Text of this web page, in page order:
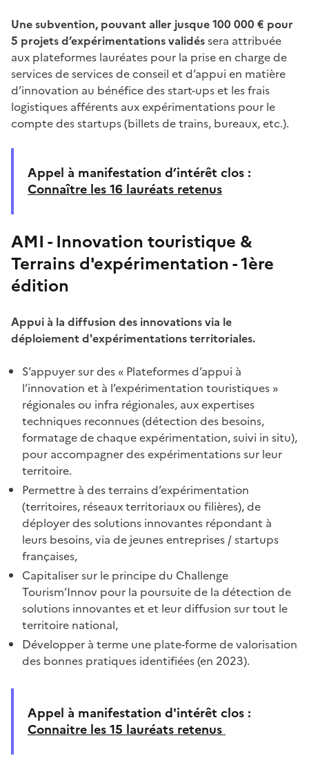
Une subvention, pouvant aller jusque 100 000 € pour
5 projets d’expérimentations validéssera attribuée
aux plateformes lauréates pour la prise en charge de
services de services de conseil et d’appui en matière
d’innovation au bénéfice des start-ups et les frais
logistiques afférents aux expérimentations pour le
compte des startups (billets de trains, bureaux, etc.).
Appel à manifestation d’intérêt clos :
Connaître les 16 lauréats retenus
AMI - Innovation touristique &
Terrains d'expérimentation - 1ère
édition
Appui à la diffusion des innovations via le
déploiement d'expérimentations territoriales.
S’appuyer sur des « Plateformes d’appui à
l’innovation et à l’expérimentation touristiques »
régionales ou infra régionales, aux expertises
techniques reconnues (détection des besoins,
formatage de chaque expérimentation, suivi in situ),
pour accompagner des expérimentations sur leur
territoire.
Permettre à des terrains d’expérimentation
(territoires, réseaux territoriaux ou filières), de
déployer des solutions innovantes répondant à
leurs besoins, via de jeunes entreprises / startups
françaises,
Capitaliser sur le principe du Challenge
Tourism’Innov pour la poursuite de la détection de
solutions innovantes et et leur diffusion sur tout le
territoire national,
Développer à terme une plate-forme de valorisation
des bonnes pratiques identifiées (en 2023).
Appel à manifestation d'intérêt clos :
Connaitre les 15 lauréats retenus